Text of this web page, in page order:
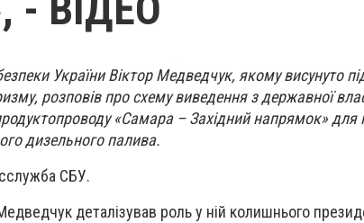
України Віктор Медведчук, якому висунуто
розповів про схему виведення з державної
«Самара – Західний напрямок»
дизельного палива.
СБУ.
деталізував роль у ній колишнього